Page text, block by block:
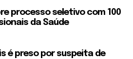
processo seletivo com 100
da Saúde
é preso por suspeita de